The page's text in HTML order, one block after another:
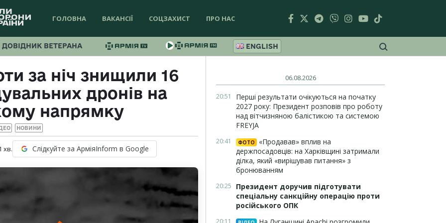
ГОЛОВНА ВАКАНСІЇ СОЦЗАХИСТ ПРО НАС
ДОВІДНИК ВЕТЕРАНА ENGLISH
за ніч знищили 16
дронів на
напрямку
НОВИНИ
хв. Слідкуйте за АрміяInform в Google
06.08.2026
20:51
Перші результати очікуються на початку
2027 року: Президент розповів про роботу
над вітчизняною балістикою та системою
FREYJA
20:41 ФОТО
«Продавав» вплив на
держпосадовців: на Харківщині затримали
ділка, який «вирішував питання» з
бронюванням
20:25
Президент доручив підготувати
спеціальну санкційну операцію проти
російського ОПК
20:11